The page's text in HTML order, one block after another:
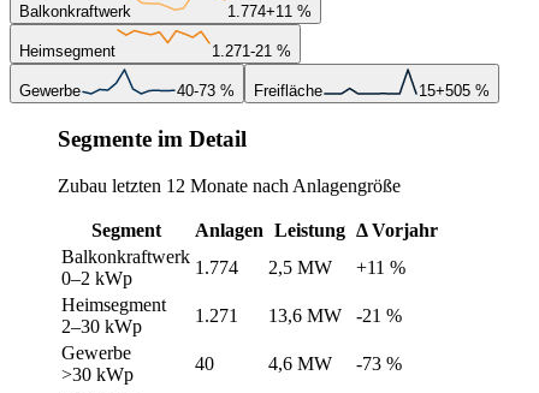
Balkonkraftwerk 1.774+11 %
Heimsegment 1.271-21 %
Gewerbe 40-73 % Freifläche 15+505 %
Segmente im Detail
Zubau letzten 12 Monate nach Anlagengröße
Segment Anlagen Leistung Δ Vorjahr
Balkonkraftwerk
0–2 kWp
1.774 2,5 MW
+11 %
Heimsegment
2–30 kWp
1.271 13,6 MW
-21 %
Gewerbe
>30 kWp
40 4,6 MW
-73 %